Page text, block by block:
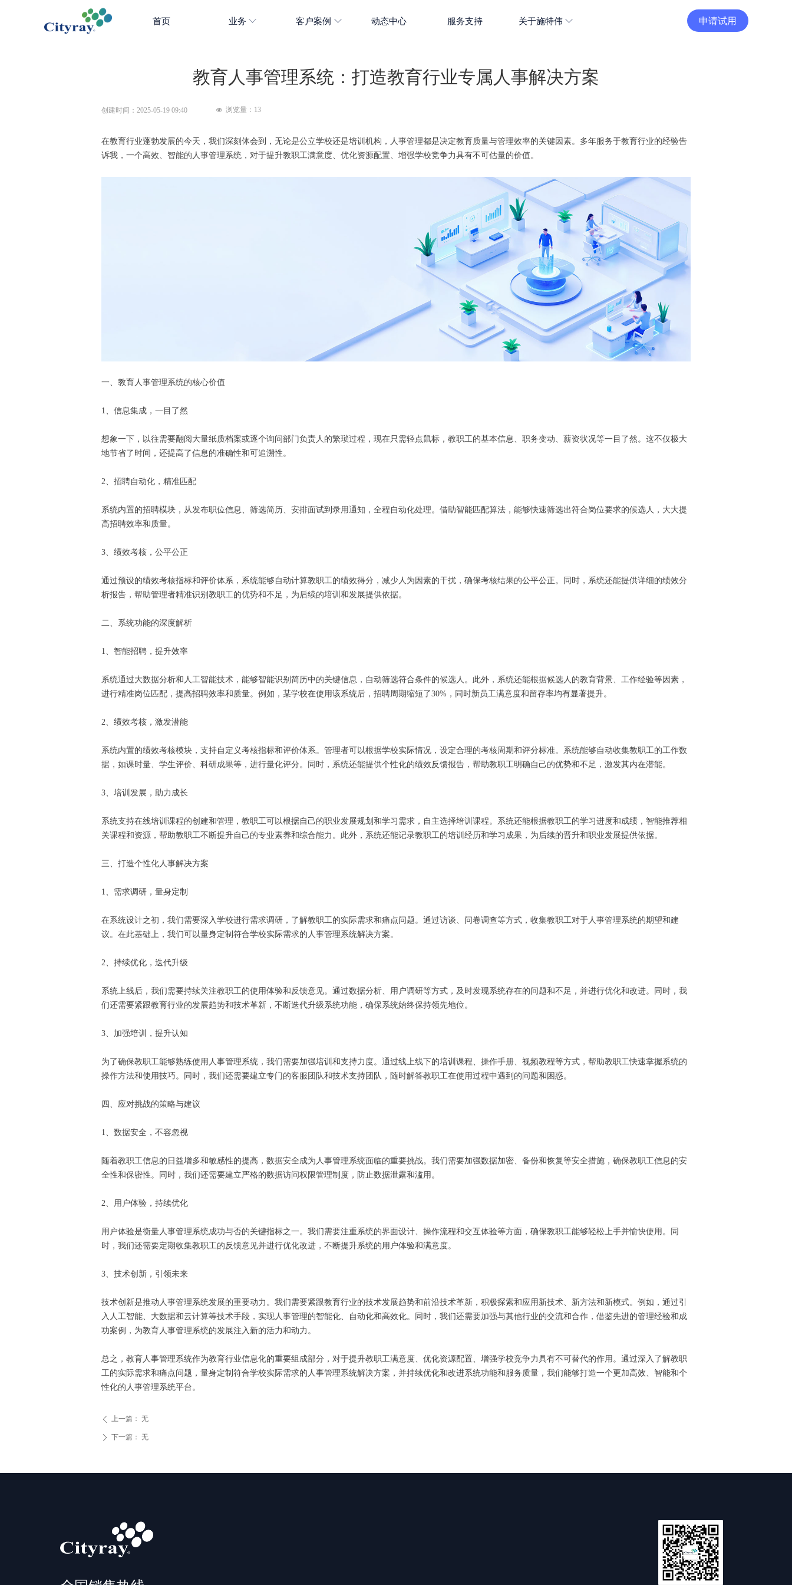
首页 业务 客户案例 动态中心 服务支持 关于施特伟 申请试用
教育人事管理系统：打造教育行业专属人事解决方案
在教育行业蓬勃发展的今天，我们深刻体会到，无论是公立学校还是培训机构，人事管理都是决定教育质量与管理效率的关键因素。多年服务于教育行业的经验告
诉我，一个高效、智能的人事管理系统，对于提升教职工满意度、优化资源配置、增强学校竞争力具有不可估量的价值。
一、教育人事管理系统的核心价值
1、信息集成，一目了然
想象一下，以往需要翻阅大量纸质档案或逐个询问部门负责人的繁琐过程，现在只需轻点鼠标，教职工的基本信息、职务变动、薪资状况等一目了然。这不仅极大
地节省了时间，还提高了信息的准确性和可追溯性。
2、招聘自动化，精准匹配
系统内置的招聘模块，从发布职位信息、筛选简历、安排面试到录用通知，全程自动化处理。借助智能匹配算法，能够快速筛选出符合岗位要求的候选人，大大提
高招聘效率和质量。
3、绩效考核，公平公正
通过预设的绩效考核指标和评价体系，系统能够自动计算教职工的绩效得分，减少人为因素的干扰，确保考核结果的公平公正。同时，系统还能提供详细的绩效分
析报告，帮助管理者精准识别教职工的优势和不足，为后续的培训和发展提供依据。
二、系统功能的深度解析
1、智能招聘，提升效率
系统通过大数据分析和人工智能技术，能够智能识别简历中的关键信息，自动筛选符合条件的候选人。此外，系统还能根据候选人的教育背景、工作经验等因素，
进行精准岗位匹配，提高招聘效率和质量。例如，某学校在使用该系统后，招聘周期缩短了30%，同时新员工满意度和留存率均有显著提升。
2、绩效考核，激发潜能
系统内置的绩效考核模块，支持自定义考核指标和评价体系。管理者可以根据学校实际情况，设定合理的考核周期和评分标准。系统能够自动收集教职工的工作数
据，如课时量、学生评价、科研成果等，进行量化评分。同时，系统还能提供个性化的绩效反馈报告，帮助教职工明确自己的优势和不足，激发其内在潜能。
3、培训发展，助力成长
系统支持在线培训课程的创建和管理，教职工可以根据自己的职业发展规划和学习需求，自主选择培训课程。系统还能根据教职工的学习进度和成绩，智能推荐相
关课程和资源，帮助教职工不断提升自己的专业素养和综合能力。此外，系统还能记录教职工的培训经历和学习成果，为后续的晋升和职业发展提供依据。
三、打造个性化人事解决方案
1、需求调研，量身定制
在系统设计之初，我们需要深入学校进行需求调研，了解教职工的实际需求和痛点问题。通过访谈、问卷调查等方式，收集教职工对于人事管理系统的期望和建
议。在此基础上，我们可以量身定制符合学校实际需求的人事管理系统解决方案。
2、持续优化，迭代升级
系统上线后，我们需要持续关注教职工的使用体验和反馈意见。通过数据分析、用户调研等方式，及时发现系统存在的问题和不足，并进行优化和改进。同时，我
们还需要紧跟教育行业的发展趋势和技术革新，不断迭代升级系统功能，确保系统始终保持领先地位。
3、加强培训，提升认知
为了确保教职工能够熟练使用人事管理系统，我们需要加强培训和支持力度。通过线上线下的培训课程、操作手册、视频教程等方式，帮助教职工快速掌握系统的
操作方法和使用技巧。同时，我们还需要建立专门的客服团队和技术支持团队，随时解答教职工在使用过程中遇到的问题和困惑。
四、应对挑战的策略与建议
1、数据安全，不容忽视
随着教职工信息的日益增多和敏感性的提高，数据安全成为人事管理系统面临的重要挑战。我们需要加强数据加密、备份和恢复等安全措施，确保教职工信息的安
全性和保密性。同时，我们还需要建立严格的数据访问权限管理制度，防止数据泄露和滥用。
2、用户体验，持续优化
用户体验是衡量人事管理系统成功与否的关键指标之一。我们需要注重系统的界面设计、操作流程和交互体验等方面，确保教职工能够轻松上手并愉快使用。同
时，我们还需要定期收集教职工的反馈意见并进行优化改进，不断提升系统的用户体验和满意度。
3、技术创新，引领未来
技术创新是推动人事管理系统发展的重要动力。我们需要紧跟教育行业的技术发展趋势和前沿技术革新，积极探索和应用新技术、新方法和新模式。例如，通过引
入人工智能、大数据和云计算等技术手段，实现人事管理的智能化、自动化和高效化。同时，我们还需要加强与其他行业的交流和合作，借鉴先进的管理经验和成
功案例，为教育人事管理系统的发展注入新的活力和动力。
总之，教育人事管理系统作为教育行业信息化的重要组成部分，对于提升教职工满意度、优化资源配置、增强学校竞争力具有不可替代的作用。通过深入了解教职
工的实际需求和痛点问题，量身定制符合学校实际需求的人事管理系统解决方案，并持续优化和改进系统功能和服务质量，我们能够打造一个更加高效、智能和个
性化的人事管理系统平台。
ꄴ 上一篇： 无
ꄲ 下一篇： 无
创建时间： 2025-05-19 09:40 넶 浏览量： 13